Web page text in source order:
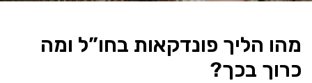
מהו הליך פונדקאות בחו”ל ומה
כרוך בכך?